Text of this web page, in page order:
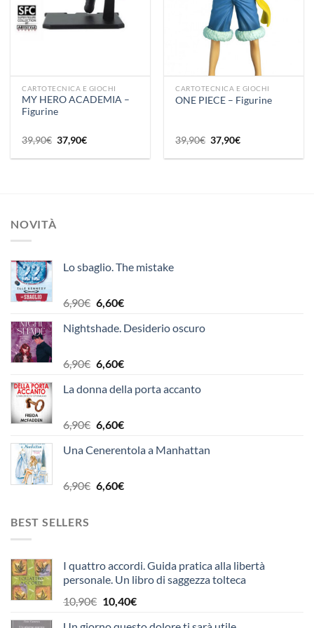
CARTOTECNICA E GIOCHI
MY HERO ACADEMIA –
Figurine
39,90€ Il
prezzo
originale
37,90€Il
attuale
CARTOTECNICA E GIOCHI
ONE PIECE – Figurine
39,90€ Il
prezzo
originale
37,90€Il
attuale
NOVITÀ
Lo sbaglio. The mistake
6,90€ Il
originale
6,90€.
6,60€Il
attuale
6,60€.
Nightshade. Desiderio oscuro
6,90€ Il
originale
6,90€.
6,60€Il
attuale
6,60€.
La donna della porta accanto
6,90€ Il
originale
6,90€.
6,60€Il
attuale
6,60€.
Una Cenerentola a Manhattan
6,90€ Il
6,60€Il
BEST SELLERS
I quattro accordi. Guida pratica alla libertà
personale. Un libro di saggezza tolteca
10,90€ Il
10,40€Il